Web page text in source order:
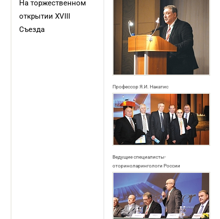
Профессор Я.И. Накатис
Ведущие специалисты-
оториноларингологи России
На торжественном
открытии XVIII
Съезда